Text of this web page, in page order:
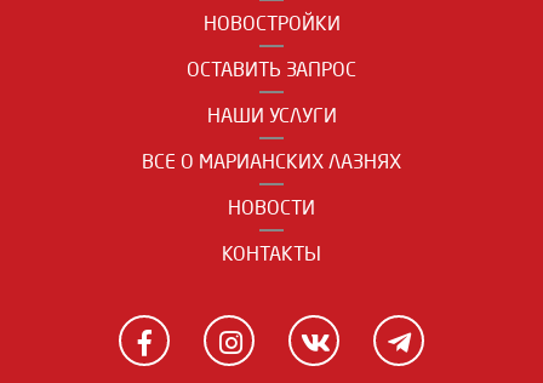
НОВОСТРОЙКИ
ОСТАВИТЬ ЗАПРОС
НАШИ УСЛУГИ
ВСЕ О МАРИАНСКИХ ЛАЗНЯХ
НОВОСТИ
КОНТАКТЫ